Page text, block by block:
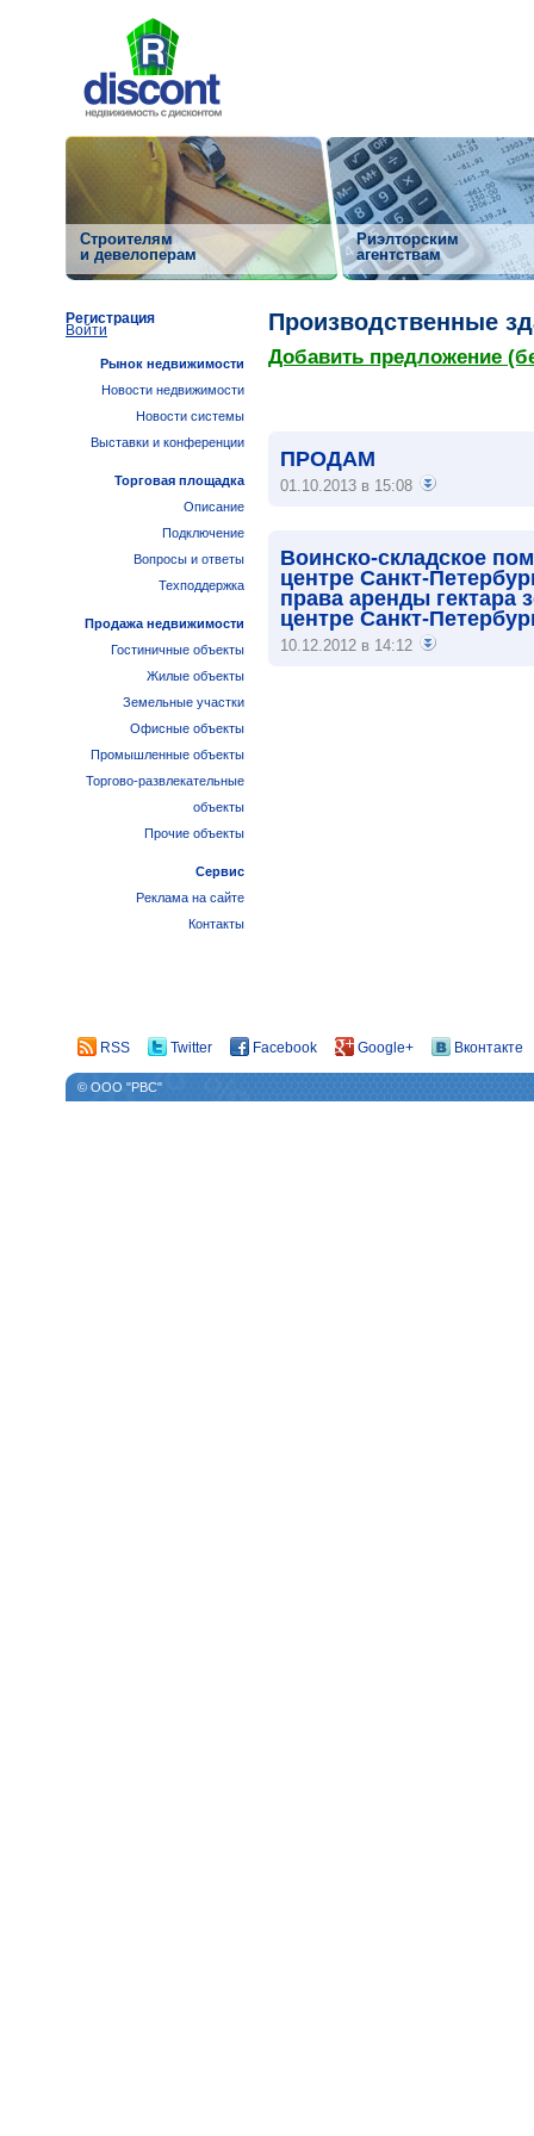
Строителям
и девелоперам
Риэлторским
агентствам
Производственные
Добавить предложение
ПРОДАМ
01.10.2013 в 15:08
Воинско-складское
центре Санкт-
права аренды гектара
центре Санкт-
10.12.2012 в 14:12
Регистрация
Войти
Рынок недвижимости
Новости недвижимости
Новости системы
Выставки и конференции
Торговая площадка
Описание
Подключение
Вопросы и ответы
Техподдержка
Продажа недвижимости
Гостиничные объекты
Жилые объекты
Земельные участки
Офисные объекты
Промышленные объекты
Торгово-развлекательные
объекты
Прочие объекты
Сервис
Реклама на сайте
Контакты
RSS Twitter Facebook Google+ Вконтакте
© ООО "РВС"